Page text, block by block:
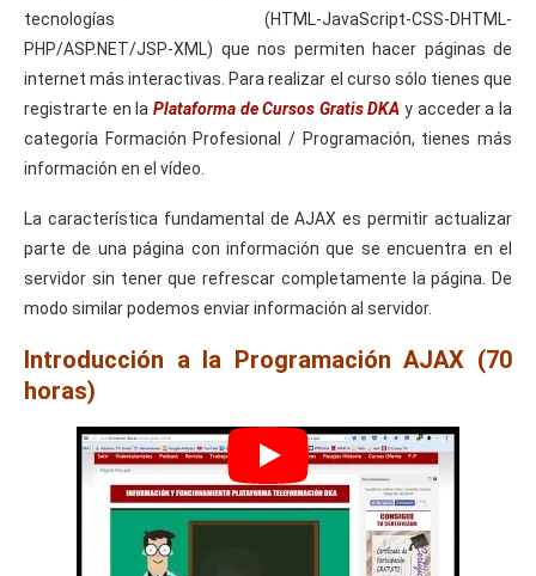
tecnologías (HTML-JavaScript-CSS-DHTML-
PHP/ASP.NET/JSP-XML) que nos permiten hacer páginas de
internet más interactivas. Para realizar el curso sólo tienes que
registrarte en la Plataforma de Cursos Gratis DKA y acceder a la
categoría Formación Profesional / Programación, tienes más
información en el vídeo.
La característica fundamental de AJAX es permitir actualizar
parte de una página con información que se encuentra en el
servidor sin tener que refrescar completamente la página. De
modo similar podemos enviar información al servidor.
Introducción a la Programación AJAX (70
horas)